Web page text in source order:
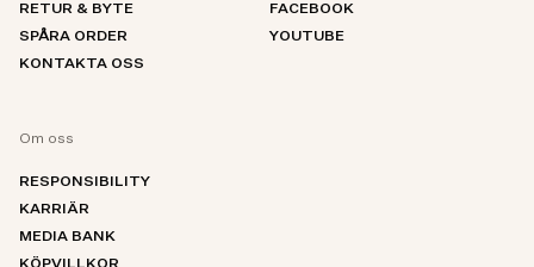
RETUR & BYTE
SPÅRA ORDER
KONTAKTA OSS
FACEBOOK
YOUTUBE
Om oss
RESPONSIBILITY
KARRIÄR
MEDIA BANK